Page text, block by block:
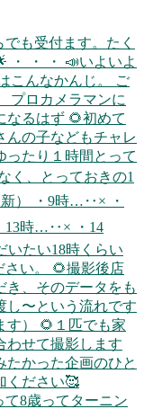
て8歳ってターニン